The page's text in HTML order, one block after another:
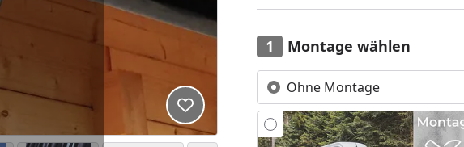
Produkt zur Wunschliste hinzufügen
Montage wählen
Ohne Montage